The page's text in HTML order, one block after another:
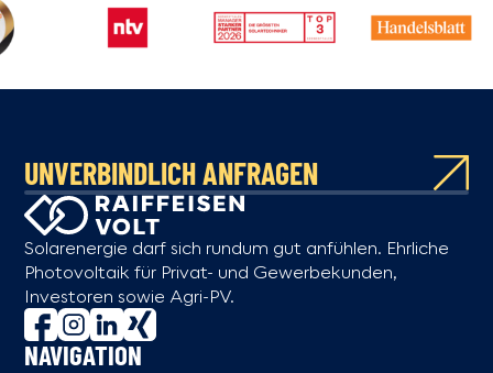
UNVERBINDLICH ANFRAGEN
Solarenergie darf sich rundum gut anfühlen. Ehrliche
Photovoltaik für Privat- und Gewerbekunden,
Investoren sowie Agri-PV.
NAVIGATION